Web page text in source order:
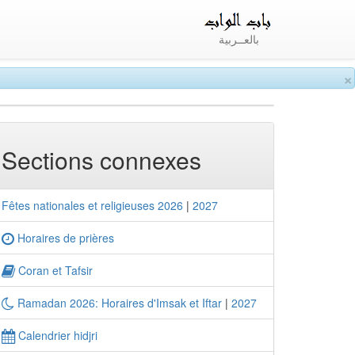
×
بالعــربية
Sections connexes
Fêtes nationales et religieuses 2026 | 2027
Horaires de prières
Coran et Tafsir
Ramadan 2026: Horaires d'Imsak et Iftar | 2027
Calendrier hidjri